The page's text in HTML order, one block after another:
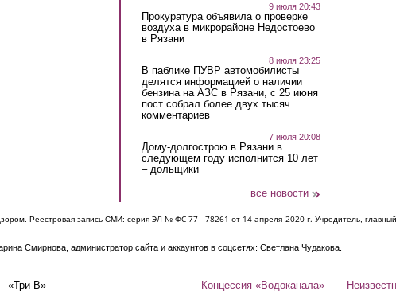
9 июля 20:43
Прокуратура объявила о проверке
воздуха в микрорайоне Недостоево
в Рязани
8 июля 23:25
В паблике ПУВР автомобилисты
делятся информацией о наличии
бензина на АЗС в Рязани, с 25 июня
пост собрал более двух тысяч
комментариев
7 июля 20:08
Дому-долгострою в Рязани в
следующем году исполнится 10 лет
– дольщики
все новости
Реестровая запись СМИ: серия ЭЛ № ФС 77 - 78261 от 14 апреля 2020 г. Учредитель,
Смирнова, администратор сайта и аккаунтов в соцсетях: Светлана Чудакова.
Концессия «Водоканала»
«Три-В»